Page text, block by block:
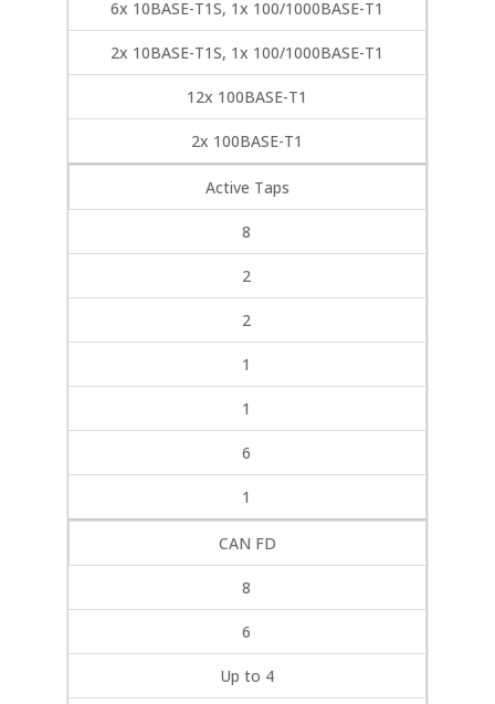
6x 10BASE-T1S, 1x 100/1000BASE-T1
2x 10BASE-T1S, 1x 100/1000BASE-T1
12x 100BASE-T1
2x 100BASE-T1
Active Taps
8
2
2
1
1
6
1
CAN FD
8
6
Up to 4